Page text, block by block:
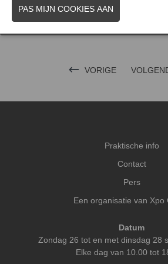
VORIGE
Praktische info
Contact
Pers
Een organisatie van Xpo
Datum
Zondag 26 tot en met dinsdag 28
Elke dag van 10.00 tot